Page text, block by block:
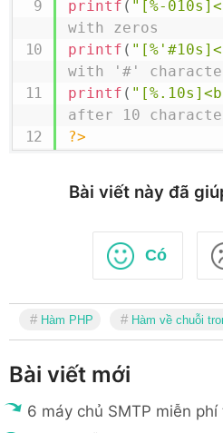
printf ( "[%-
with zeros
printf (
with ' #'
printf (
after 10
?>
Bài viết này đã
Có
Hàm PHP Hàm về chuỗi
Bài viết mới
6 máy chủ SMTP miễn